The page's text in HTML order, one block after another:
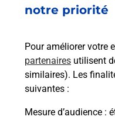
notre priorité
Pour améliorer votre
partenaires utilisent
similaires). Les
suivantes :
Mesure d’audience :